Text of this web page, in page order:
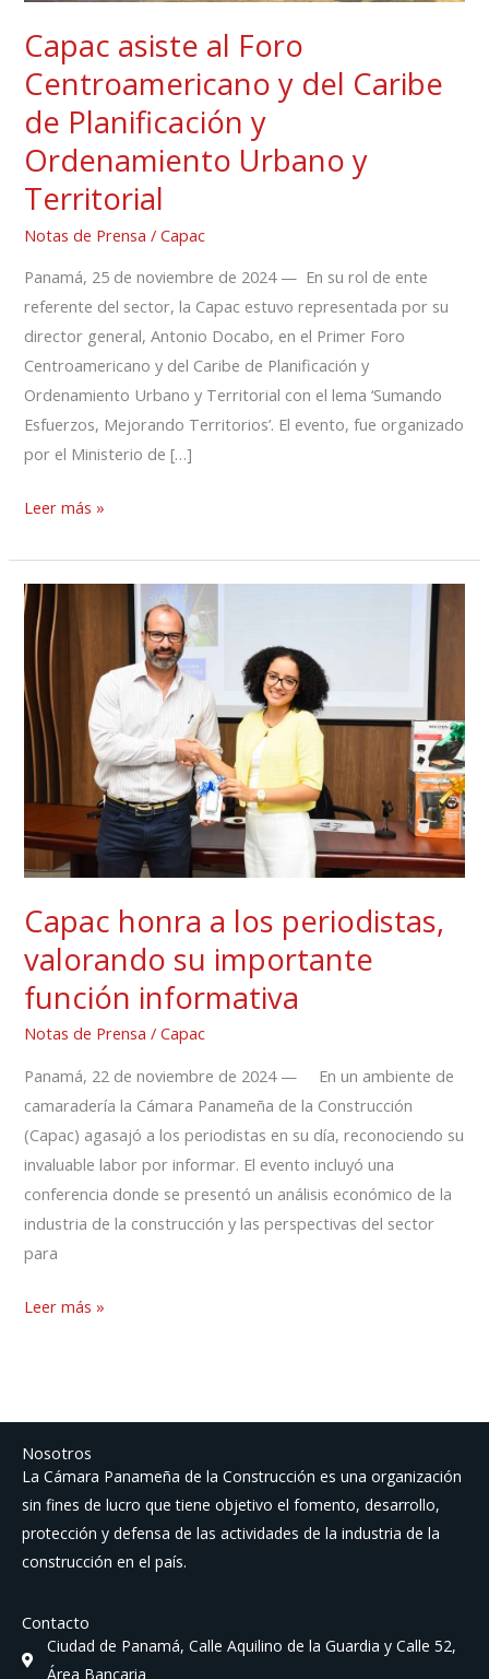
Capac asiste al Foro
Centroamericano y del Caribe
de Planificación y
Ordenamiento Urbano y
Territorial
Notas de Prensa /Capac
Panamá, 25 de noviembre de 2024 — En su rol de ente
referente del sector, la Capac estuvo representada por su
director general, Antonio Docabo, en el Primer Foro
Centroamericano y del Caribe de Planificación y
Ordenamiento Urbano y Territorial con el lema ‘Sumando
Esfuerzos, Mejorando Territorios’. El evento, fue organizado
por el Ministerio de […]
Ordenamiento
Urbano
Territorial
Leer más »
Capac honra a los periodistas,
valorando su importante
función informativa
Notas de Prensa /Capac
Panamá, 22 de noviembre de 2024 — En un ambiente de
camaradería la Cámara Panameña de la Construcción
(Capac) agasajó a los periodistas en su día, reconociendo su
invaluable labor por informar. El evento incluyó una
conferencia donde se presentó un análisis económico de la
industria de la construcción y las perspectivas del sector
para
Capac
honra
los
periodistas,
valorando
su
importante
función
informativa
Leer más »
Nosotros
La Cámara Panameña de la Construcción es una organización
sin fines de lucro que tiene objetivo el fomento, desarrollo,
protección y defensa de las actividades de la industria de la
construcción en el país.
Contacto
Ciudad de Panamá, Calle Aquilino de la Guardia y Calle 52,
Área Bancaria